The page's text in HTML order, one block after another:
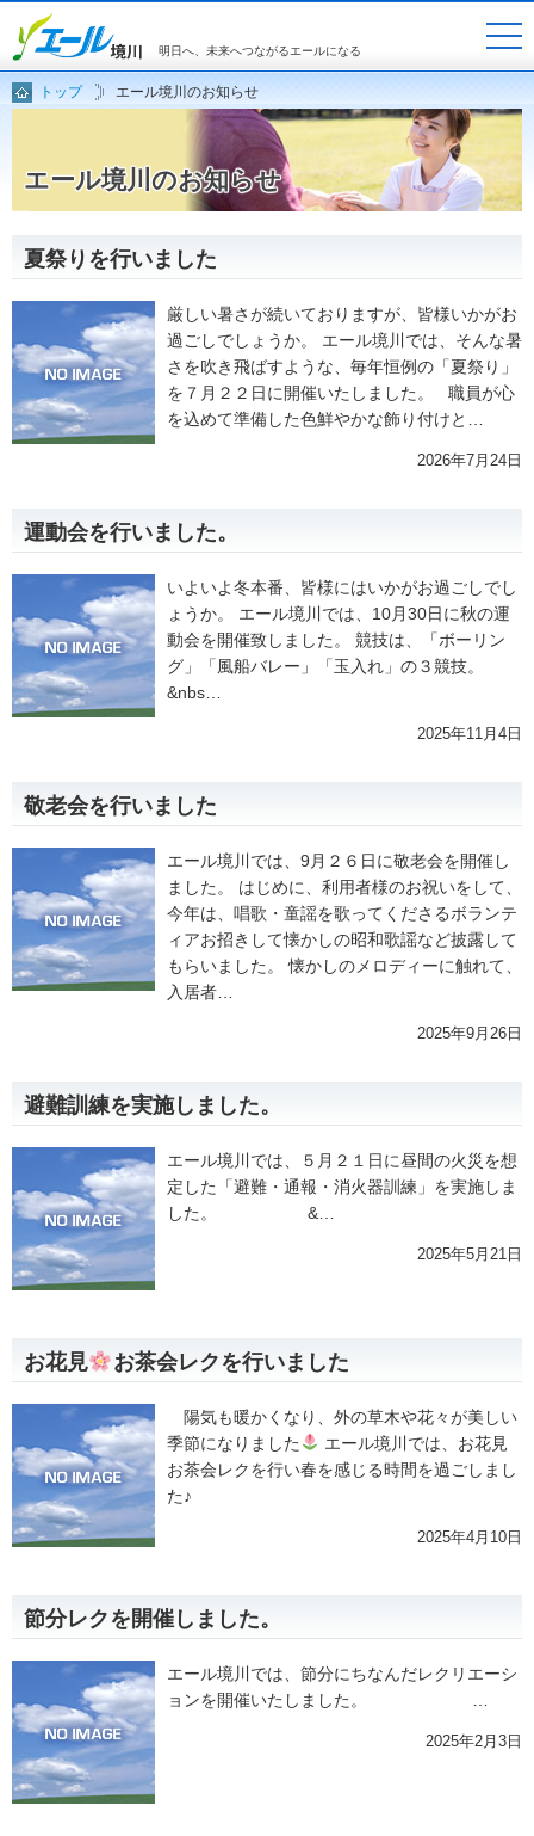
明日へ、未来へつながるエールになる
ホーム
ご利用料金
アクセスマップ
トップ エール境川のお知らせ
エール境川のお知らせ
夏祭りを行いました
厳しい暑さが続いておりますが、皆様いかがお
過ごしでしょうか。 エール境川では、そんな暑
さを吹き飛ばすような、毎年恒例の「夏祭り」
を７月２２日に開催いたしました。 職員が心
を込めて準備した色鮮やかな飾り付けと…
2026年7月24日
運動会を行いました。
いよいよ冬本番、皆様にはいかがお過ごしでし
ょうか。 エール境川では、10月30日に秋の運
動会を開催致しました。 競技は、「ボーリン
グ」「風船バレー」「玉入れ」の３競技。
&nbs…
2025年11月4日
敬老会を行いました
エール境川では、9月２６日に敬老会を開催し
ました。 はじめに、利用者様のお祝いをして、
今年は、唱歌・童謡を歌ってくださるボランテ
ィアお招きして懐かしの昭和歌謡など披露して
もらいました。 懐かしのメロディーに触れて、
入居者…
2025年9月26日
避難訓練を実施しました。
エール境川では、５月２１日に昼間の火災を想
定した「避難・通報・消火器訓練」を実施しま
した。 &…
2025年5月21日
お花見 お茶会レクを行いました
陽気も暖かくなり、外の草木や花々が美しい
季節になりました
エール境川では、お花見
お茶会レクを行い春を感じる時間を過ごしまし
た♪
2025年4月10日
節分レクを開催しました。
エール境川では、節分にちなんだレクリエーシ
ョンを開催いたしました。 …
2025年2月3日